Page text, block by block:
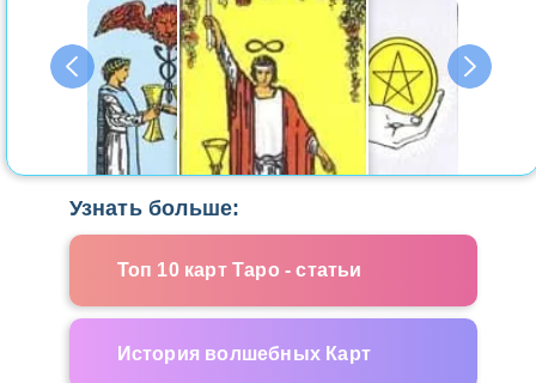
Узнать больше:
Топ 10 карт Таро - статьи
История волшебных Карт